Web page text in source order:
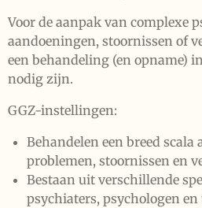
Voor de aanpak van complexe
aandoeningen, stoornissen of
een behandeling (en opname)
nodig zijn.
GGZ-instellingen:
Behandelen een breed scala
problemen, stoornissen en
Bestaan uit verschillende
psychiaters, psychologen en